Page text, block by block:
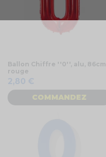
Ballon Chiffre ''0'', alu, 86cm,
rouge
2,80 €
COMMANDEZ